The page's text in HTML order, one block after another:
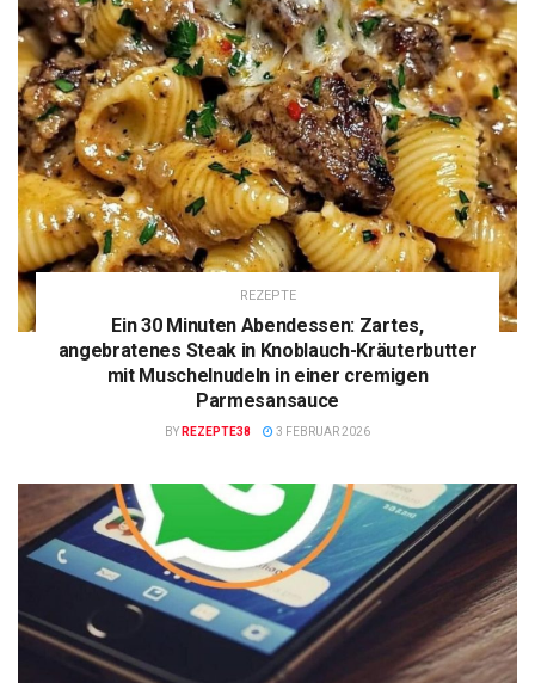
REZEPTE
Ein 30 Minuten Abendessen: Zartes,
angebratenes Steak in Knoblauch-Kräuterbutter
mit Muschelnudeln in einer cremigen
Parmesansauce
BY REZEPTE38 3 FEBRUAR 2026